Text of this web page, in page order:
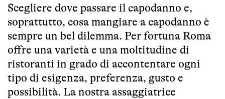
Scegliere dove passare il capodanno e,
soprattutto, cosa mangiare a capodanno è
sempre un bel dilemma. Per fortuna Roma
offre una varietà e una moltitudine di
ristoranti in grado di accontentare ogni
tipo di esigenza, preferenza, gusto e
possibilità. La nostra assaggiatrice